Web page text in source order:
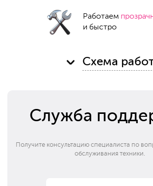
Работаем
и быстро
Схема
Служба
Получите консультацию специалиста по
обслуживания техники.